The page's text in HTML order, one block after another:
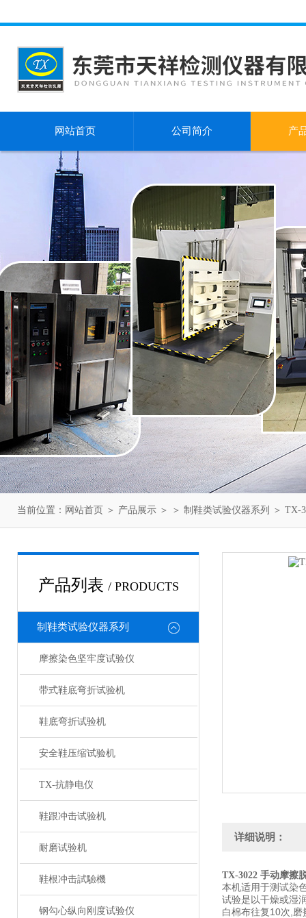
网站首页 公司简介 产
当前位置： 网站首页 ＞ 产品展示 ＞ ＞ 制鞋类试验仪器系列 ＞ TX-
产品列表 / PRODUCTS
制鞋类试验仪器系列
摩擦染色坚牢度试验仪
带式鞋底弯折试验机
鞋底弯折试验机
安全鞋压缩试验机
TX-抗静电仪
鞋跟冲击试验机
耐磨试验机
鞋根冲击試驗機
钢勾心纵向刚度试验仪
详细说明：
TX-3022 手动摩擦
本机适用于测试染
试验是以干燥或湿
白棉布往复10次,